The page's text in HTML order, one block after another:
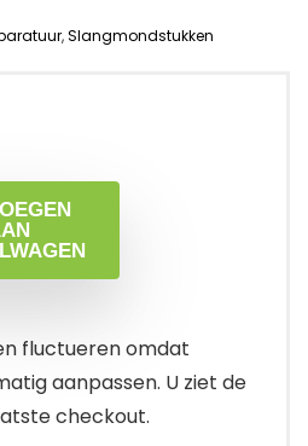
,Slangmondstukken
fluctueren omdat
aanpassen. U ziet de
checkout.